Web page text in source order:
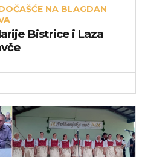
NA BLAGDAN
Bistrice i Laza